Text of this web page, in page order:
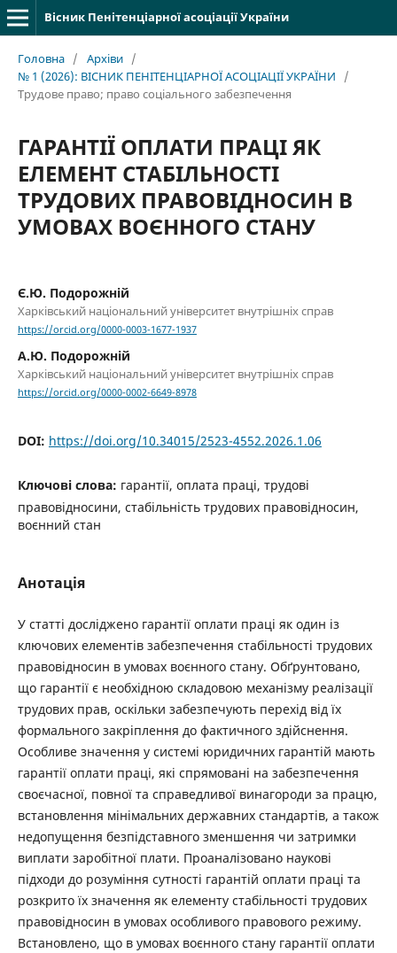
Вісник Пенітенціарної асоціації України
Головна / Архіви /
№ 1 (2026): ВІСНИК ПЕНІТЕНЦІАРНОЇ АСОЦІАЦІЇ УКРАЇНИ
/
Трудове право; право соціального забезпечення
ГАРАНТІЇ ОПЛАТИ ПРАЦІ ЯК
ЕЛЕМЕНТ СТАБІЛЬНОСТІ
ТРУДОВИХ ПРАВОВІДНОСИН В
УМОВАХ ВОЄННОГО СТАНУ
Є.Ю. Подорожній
Харківський національний університет внутрішніх справ
https://orcid.org/0000-0003-1677-1937
А.Ю. Подорожній
Харківський національний університет внутрішніх справ
https://orcid.org/0000-0002-6649-8978
DOI: https://doi.org/10.34015/2523-4552.2026.1.06
Ключові слова: гарантії, оплата праці, трудові
правовідносини, стабільність трудових правовідносин,
воєнний стан
Анотація
У статті досліджено гарантії оплати праці як один із
ключових елементів забезпечення стабільності трудових
правовідносин в умовах воєнного стану. Обґрунтовано,
що гарантії є необхідною складовою механізму реалізації
трудових прав, оскільки забезпечують перехід від їх
формального закріплення до фактичного здійснення.
Особливе значення у системі юридичних гарантій мають
гарантії оплати праці, які спрямовані на забезпечення
своєчасної, повної та справедливої винагороди за працю,
встановлення мінімальних державних стандартів, а також
недопущення безпідставного зменшення чи затримки
виплати заробітної плати. Проаналізовано наукові
підходи до розуміння сутності гарантій оплати праці та
розкрито їх значення як елементу стабільності трудових
правовідносин в умовах особливого правового режиму.
Встановлено, що в умовах воєнного стану гарантії оплати